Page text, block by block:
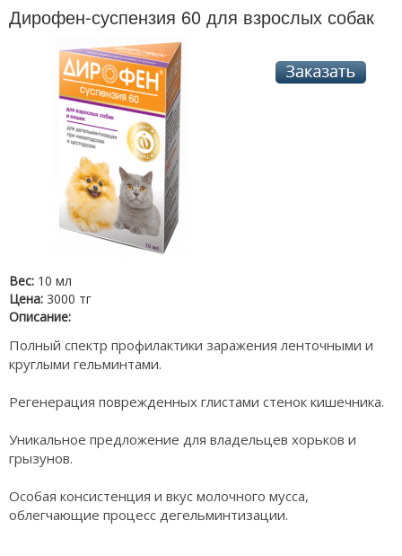
Дирофен-суспензия 60 для взрослых собак
Вес: 10 мл
Цена: 3000 тг
Описание:
Полный спектр профилактики заражения ленточными и
круглыми гельминтами.
Регенерация поврежденных глистами стенок кишечника.
Уникальное предложение для владельцев хорьков и
грызунов.
Особая консистенция и вкус молочного мусса,
облегчающие процесс дегельминтизации.